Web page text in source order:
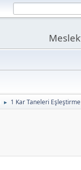
► 1 Kar Taneleri